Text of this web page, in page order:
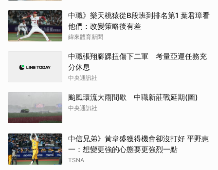
中職》樂天桃猿從B段班到排名第1 葉君璋看
他們：改變策略後有差
緯來體育新聞
中職張翔腳踝扭傷下二軍 考量亞運任務充
分休息
中央通訊社
颱風環流大雨間歇 中職新莊戰延期(圖)
中央通訊社
中信兄弟》黃韋盛獲得機會卻沒打好 平野惠
一：想變更強的心態要更強烈一點
TSNA